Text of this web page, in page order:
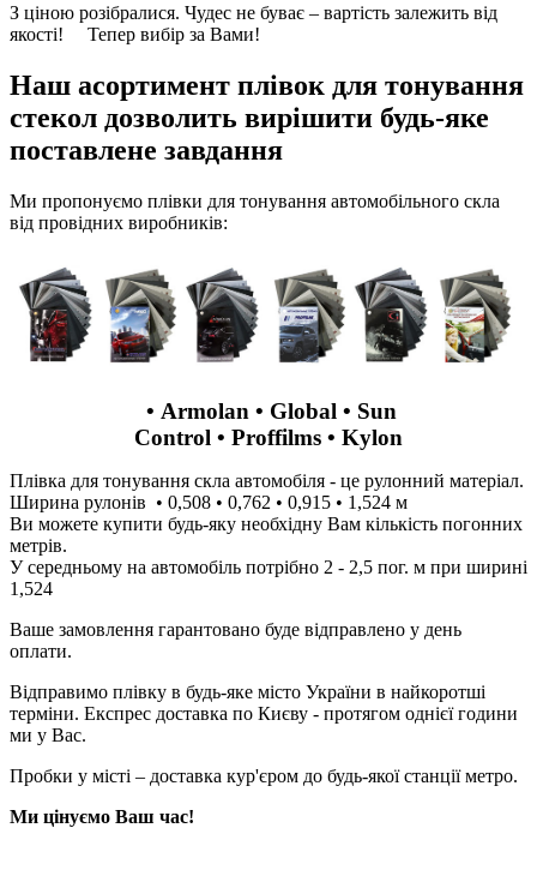
З ціною розібралися. Чудес не буває – вартість залежить від
якості! Тепер вибір за Вами!
Наш асортимент плівок для тонування
стекол дозволить вирішити будь-яке
поставлене завдання
Ми пропонуємо плівки для тонування автомобільного скла
від провідних виробників:
• Armolan • Global • Sun
Control • Proffilms • Kylon
Плівка для тонування скла автомобіля - це рулонний матеріал.
Ширина рулонів • 0,508 • 0,762 • 0,915 • 1,524 м
Ви можете купити будь-яку необхідну Вам кількість погонних
метрів.
У середньому на автомобіль потрібно 2 - 2,5 пог. м при ширині
1,524
Ваше замовлення гарантовано буде відправлено у день
оплати.
Відправимо плівку в будь-яке місто України в найкоротші
терміни. Експрес доставка по Києву - протягом однієї години
ми у Вас.
Пробки у місті – доставка кур'єром до будь-якої станції метро.
Ми цінуємо Ваш час!